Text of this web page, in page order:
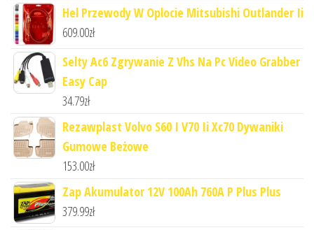
Hel Przewody W Oplocie Mitsubishi Outlander Ii
609.00zł
Selty Ac6 Zgrywanie Z Vhs Na Pc Video Grabber
Easy Cap
34.79zł
Rezawplast Volvo S60 I V70 Ii Xc70 Dywaniki
Gumowe Beżowe
153.00zł
Zap Akumulator 12V 100Ah 760A P Plus Plus
379.99zł